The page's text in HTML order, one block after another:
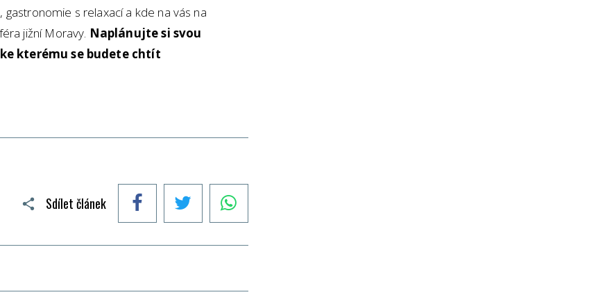
s relaxací a kde na vás na
jižní Moravy. Naplánujte si svou
kterému se budete chtít
Sdílet článek